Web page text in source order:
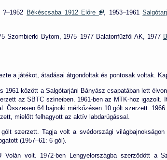
?–1952 Békéscsaba 1912 Előre , 1953–1961
Szombierki Bytom, 1975–1977 Balatonfűzfői AK, 1977
a játékot, átadásai átgondoltak és pontosak voltak.
között a Salgótarjáni Bányász csapatában lett
az SBTC színeiben. 1961-ben az MTK-hoz igazolt.
Összesen 64 bajnoki mérkőzésen 10 gólt szerzett.
mielőtt felhagyott az aktív labdarúgással.
szerzett. Tagja volt a svédországi
(1957–61: 6 gól).
volt. 1972-ben Lengyelországba szerződött a